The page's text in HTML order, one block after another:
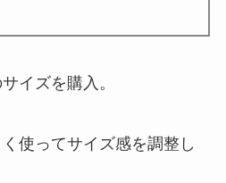
イズを購入。
使ってサイズ感を調整し